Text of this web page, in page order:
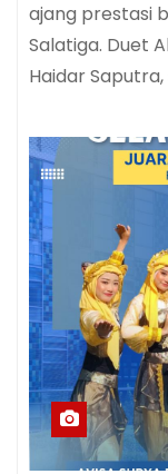
ajang prestasi
Salatiga. Duet
Haidar